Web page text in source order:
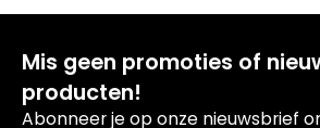
Mis geen promoties of
producten!
Abonneer je op onze nieuwsbrief